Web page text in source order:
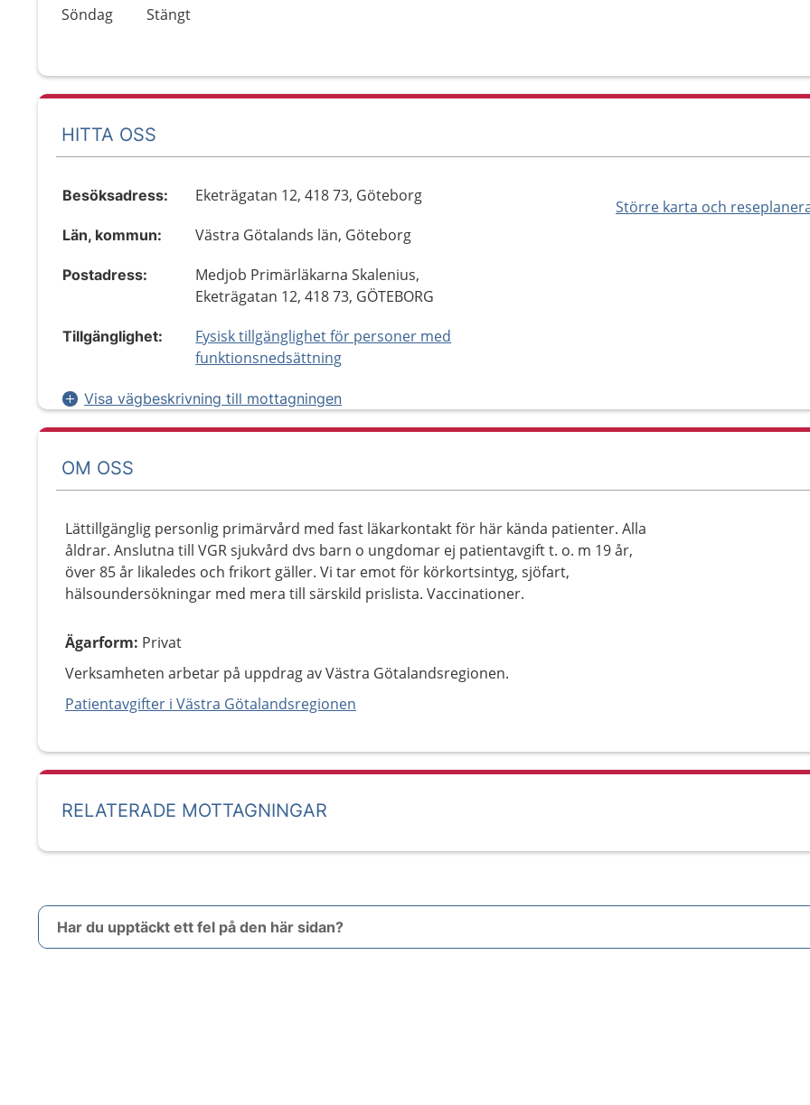
Söndag
Stängt
HITTA OSS
Större karta och
Besöksadress: Eketrägatan 12, 418 73, Göteborg
Län, kommun: Västra Götalands län, Göteborg
Postadress:
Medjob Primärläkarna Skalenius,
Eketrägatan 12, 418 73, GÖTEBORG
Tillgänglighet:
Fysisk tillgänglighet för personer med
funktionsnedsättning
Visa vägbeskrivning till mottagningen
OM OSS
Lättillgänglig personlig primärvård med fast läkarkontakt för här kända patienter. Alla
åldrar. Anslutna till VGR sjukvård dvs barn o ungdomar ej patientavgift t. o. m 19 år,
över 85 år likaledes och frikort gäller. Vi tar emot för körkortsintyg, sjöfart,
hälsoundersökningar med mera till särskild prislista. Vaccinationer.
Ägarform: Privat
Verksamheten arbetar på uppdrag av Västra Götalandsregionen.
Patientavgifter i Västra Götalandsregionen
RELATERADE MOTTAGNINGAR
Har du upptäckt ett fel på den här sidan?